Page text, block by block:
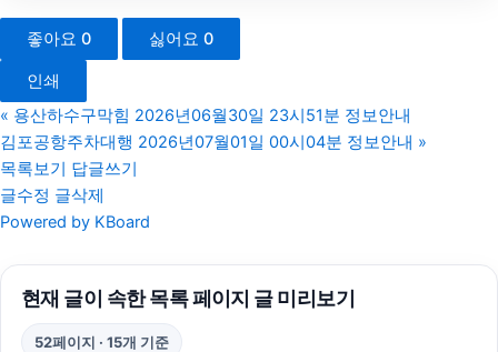
강남이혼전문변호사
휴대폰성지
좋아요 0 싫어요 0
인쇄
« 용산하수구막힘 2026년06월30일 23시51분 정보안내
김포공항주차대행 2026년07월01일 00시04분 정보안내 »
목록보기 답글쓰기
글수정 글삭제
Powered by KBoard
현재 글이 속한 목록 페이지 글 미리보기
52페이지 · 15개 기준